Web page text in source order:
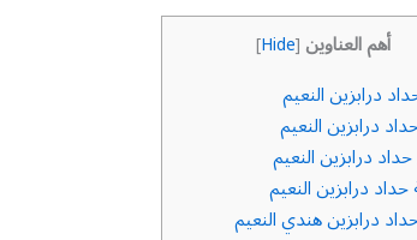
أهم العناوين [
Hide
]
درابزين النعيم
درابزين النعيم
درابزين النعيم
درابزين النعيم
درابزين هندي النعيم